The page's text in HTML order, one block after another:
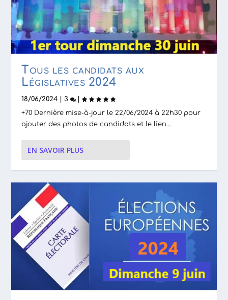
Tous les candidats aux
Législatives 2024
18/06/2024 |3
|
+70 Dernière mise-à-jour le 22/06/2024 à 22h30 pour
ajouter des photos de candidats et le lien...
EN SAVOIR PLUS